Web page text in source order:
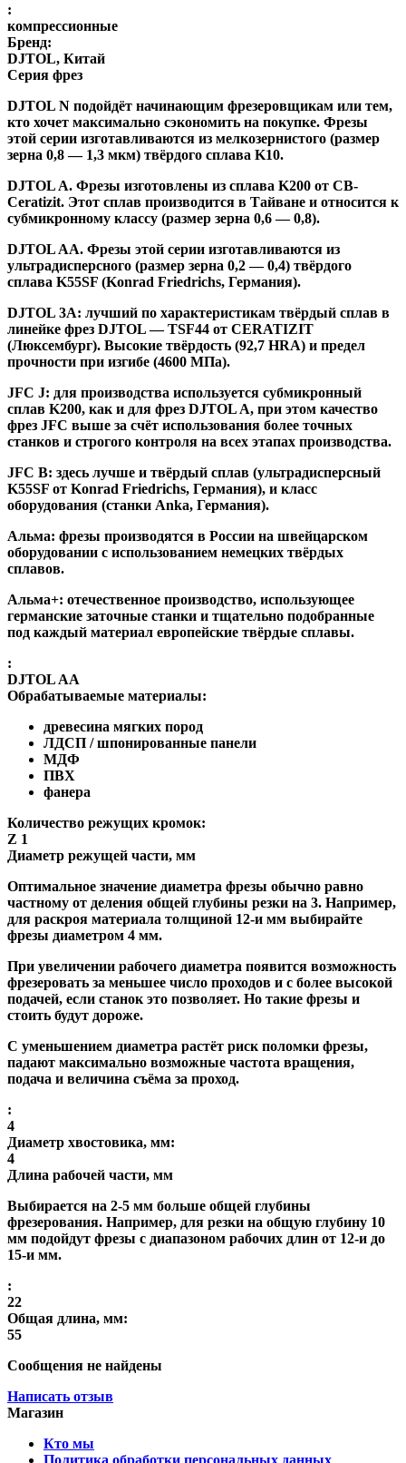
:
компрессионные
Бренд:
DJTOL, Китай
Серия фрез
DJTOL N подойдёт начинающим фрезеровщикам или тем,
кто хочет максимально сэкономить на покупке. Фрезы
этой серии изготавливаются из мелкозернистого (размер
зерна 0,8 — 1,3 мкм) твёрдого сплава K10.
DJTOL A. Фрезы изготовлены из сплава K200 от CB-
Ceratizit. Этот сплав производится в Тайване и относится к
субмикронному классу (размер зерна 0,6 — 0,8).
DJTOL AA. Фрезы этой серии изготавливаются из
ультрадисперсного (размер зерна 0,2 — 0,4) твёрдого
сплава K55SF (Konrad Friedrichs, Германия).
DJTOL 3A: лучший по характеристикам твёрдый сплав в
линейке фрез DJTOL — TSF44 от CERATIZIT
(Люксембург). Высокие твёрдость (92,7 HRA) и предел
прочности при изгибе (4600 МПа).
JFC J: для производства используется субмикронный
сплав K200, как и для фрез DJTOL A, при этом качество
фрез JFC выше за счёт использования более точных
станков и строгого контроля на всех этапах производства.
JFC B: здесь лучше и твёрдый сплав (ультрадисперсный
K55SF от Konrad Friedrichs, Германия), и класс
оборудования (станки Anka, Германия).
Альма: фрезы производятся в России на швейцарском
оборудовании с использованием немецких твёрдых
сплавов.
Альма+: отечественное производство, использующее
германские заточные станки и тщательно подобранные
под каждый материал европейские твёрдые сплавы.
:
DJTOL AA
Обрабатываемые материалы:
древесина мягких пород
ЛДСП / шпонированные панели
МДФ
ПВХ
фанера
Количество режущих кромок:
Z 1
Диаметр режущей части, мм
Оптимальное значение диаметра фрезы обычно равно
частному от деления общей глубины резки на 3. Например,
для раскроя материала толщиной 12-и мм выбирайте
фрезы диаметром 4 мм.
При увеличении рабочего диаметра появится возможность
фрезеровать за меньшее число проходов и с более высокой
подачей, если станок это позволяет. Но такие фрезы и
стоить будут дороже.
С уменьшением диаметра растёт риск поломки фрезы,
падают максимально возможные частота вращения,
подача и величина съёма за проход.
:
4
Диаметр хвостовика, мм:
4
Длина рабочей части, мм
Выбирается на 2-5 мм больше общей глубины
фрезерования. Например, для резки на общую глубину 10
мм подойдут фрезы с диапазоном рабочих длин от 12-и до
15-и мм.
:
22
Общая длина, мм:
55
Сообщения не найдены
Написать отзыв
Магазин
Кто мы
Политика обработки персональных данных